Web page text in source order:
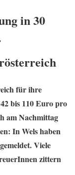
in 30
für ihre
bis 110 Euro pro
am Nachmittag
In Wels haben
Viele
zittern